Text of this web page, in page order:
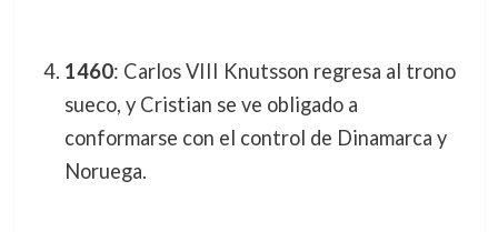
1460: Carlos VIII Knutsson regresa al trono
sueco, y Cristian se ve obligado a
conformarse con el control de Dinamarca y
Noruega.